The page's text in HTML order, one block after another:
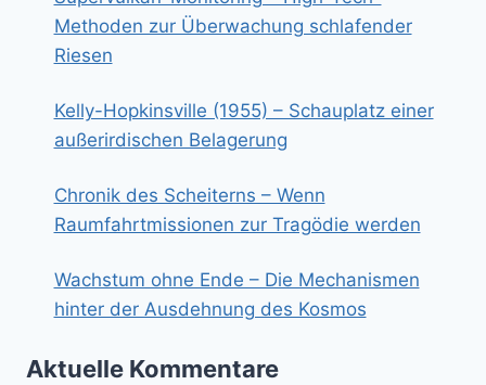
Methoden zur Überwachung schlafender
Riesen
Kelly-Hopkinsville (1955) – Schauplatz einer
außerirdischen Belagerung
Chronik des Scheiterns – Wenn
Raumfahrtmissionen zur Tragödie werden
Wachstum ohne Ende – Die Mechanismen
hinter der Ausdehnung des Kosmos
Aktuelle Kommentare